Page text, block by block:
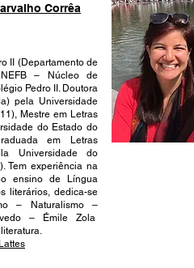
Corrêa
II (Departamento de
– Núcleo de
Pedro II. Doutora
pela Universidade
Mestre em Letras
do Estado do
em Letras
Universidade do
Tem experiência na
ensino de Língua
literários, dedica-se
– Naturalismo –
– Émile Zola
Lattes